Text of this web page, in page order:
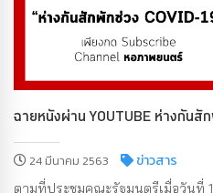
ฉายหนังผ่าน YOUTUBE ห่างกันสั
24 มีนาคม 2563 ข่าวสาร
ตามที่ประชุมคณะรัฐมนตรีเมื่อวันที่